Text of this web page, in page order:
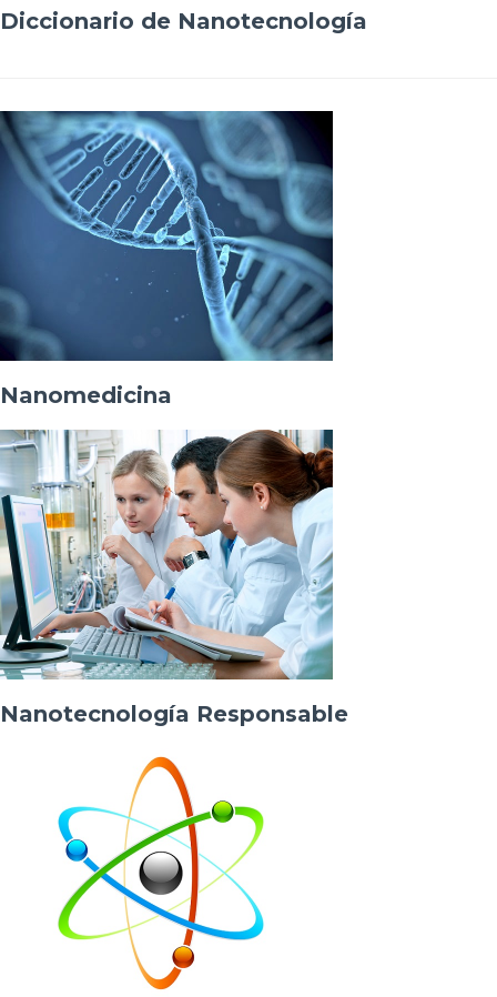
Diccionario de Nanotecnología
Nanomedicina
Nanotecnología Responsable